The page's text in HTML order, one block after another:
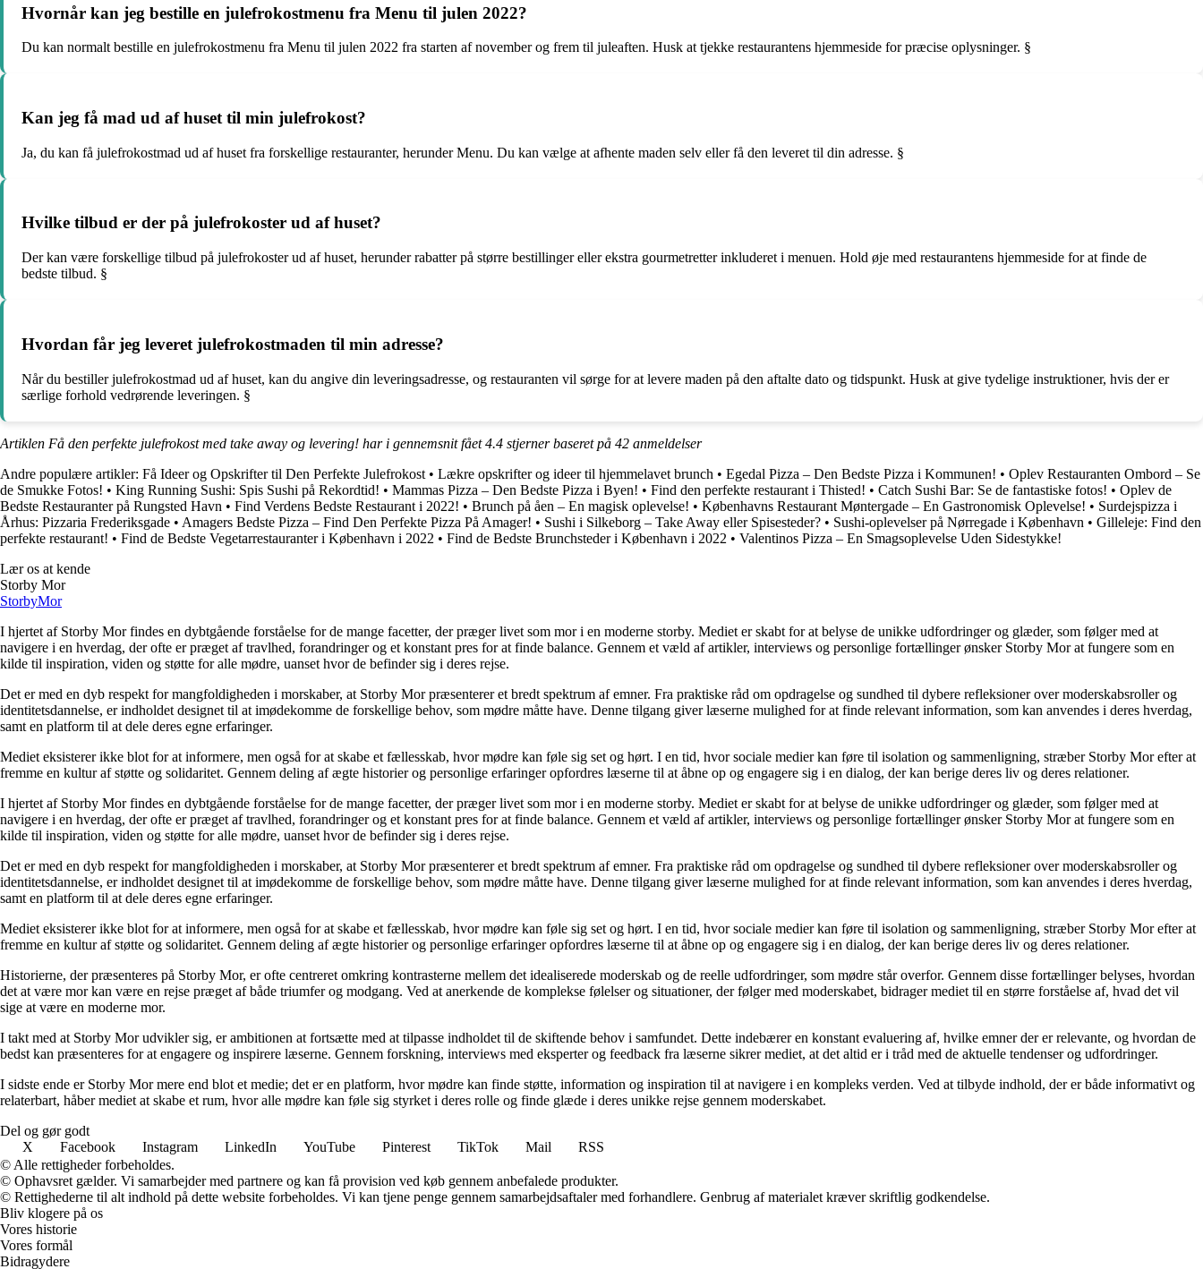
Hvornår kan jeg bestille en julefrokostmenu fra Menu til julen 2022?
Du kan normalt bestille en julefrokostmenu fra Menu til julen 2022 fra starten af november og frem til juleaften. Husk at tjekke restaurantens hjemmeside for præcise oplysninger. §
Kan jeg få mad ud af huset til min julefrokost?
Ja, du kan få julefrokostmad ud af huset fra forskellige restauranter, herunder Menu. Du kan vælge at afhente maden selv eller få den leveret til din adresse. §
Hvilke tilbud er der på julefrokoster ud af huset?
Der kan være forskellige tilbud på julefrokoster ud af huset, herunder rabatter på større bestillinger eller ekstra gourmetretter inkluderet i menuen. Hold øje med restaurantens hjemmeside for at finde de
bedste tilbud. §
Hvordan får jeg leveret julefrokostmaden til min adresse?
Når du bestiller julefrokostmad ud af huset, kan du angive din leveringsadresse, og restauranten vil sørge for at levere maden på den aftalte dato og tidspunkt. Husk at give tydelige instruktioner, hvis der er
særlige forhold vedrørende leveringen. §
Artiklen Få den perfekte julefrokost med take away og levering! har i gennemsnit fået4.4 stjerner baseret på 42 anmeldelser
Andre populære artikler: Få Ideer og Opskrifter til Den Perfekte Julefrokost • Lækre opskrifter og ideer til hjemmelavet brunch • Egedal Pizza – Den Bedste Pizza i Kommunen! • Oplev Restauranten Ombord – Se
de Smukke Fotos! • King Running Sushi: Spis Sushi på Rekordtid! • Mammas Pizza – Den Bedste Pizza i Byen! • Find den perfekte restaurant i Thisted! • Catch Sushi Bar: Se de fantastiske fotos! • Oplev de
Bedste Restauranter på Rungsted Havn • Find Verdens Bedste Restaurant i 2022! • Brunch på åen – En magisk oplevelse! • Københavns Restaurant Møntergade – En Gastronomisk Oplevelse! • Surdejspizza i
Århus: Pizzaria Frederiksgade • Amagers Bedste Pizza – Find Den Perfekte Pizza På Amager! • Sushi i Silkeborg – Take Away eller Spisesteder? • Sushi-oplevelser på Nørregade i København • Gilleleje: Find den
perfekte restaurant! • Find de Bedste Vegetarrestauranter i København i 2022 • Find de Bedste Brunchsteder i København i 2022 • Valentinos Pizza – En Smagsoplevelse Uden Sidestykke!
Lær os at kende
Storby Mor
StorbyMor
I hjertet af Storby Mor findes en dybtgående forståelse for de mange facetter, der præger livet som mor i en moderne storby. Mediet er skabt for at belyse de unikke udfordringer og glæder, som følger med at
navigere i en hverdag, der ofte er præget af travlhed, forandringer og et konstant pres for at finde balance. Gennem et væld af artikler, interviews og personlige fortællinger ønsker Storby Mor at fungere som en
kilde til inspiration, viden og støtte for alle mødre, uanset hvor de befinder sig i deres rejse.
Det er med en dyb respekt for mangfoldigheden i morskaber, at Storby Mor præsenterer et bredt spektrum af emner. Fra praktiske råd om opdragelse og sundhed til dybere refleksioner over moderskabsroller og
identitetsdannelse, er indholdet designet til at imødekomme de forskellige behov, som mødre måtte have. Denne tilgang giver læserne mulighed for at finde relevant information, som kan anvendes i deres hverdag,
samt en platform til at dele deres egne erfaringer.
Mediet eksisterer ikke blot for at informere, men også for at skabe et fællesskab, hvor mødre kan føle sig set og hørt. I en tid, hvor sociale medier kan føre til isolation og sammenligning, stræber Storby Mor efter at
fremme en kultur af støtte og solidaritet. Gennem deling af ægte historier og personlige erfaringer opfordres læserne til at åbne op og engagere sig i en dialog, der kan berige deres liv og deres relationer.
I hjertet af Storby Mor findes en dybtgående forståelse for de mange facetter, der præger livet som mor i en moderne storby. Mediet er skabt for at belyse de unikke udfordringer og glæder, som følger med at
navigere i en hverdag, der ofte er præget af travlhed, forandringer og et konstant pres for at finde balance. Gennem et væld af artikler, interviews og personlige fortællinger ønsker Storby Mor at fungere som en
kilde til inspiration, viden og støtte for alle mødre, uanset hvor de befinder sig i deres rejse.
Det er med en dyb respekt for mangfoldigheden i morskaber, at Storby Mor præsenterer et bredt spektrum af emner. Fra praktiske råd om opdragelse og sundhed til dybere refleksioner over moderskabsroller og
identitetsdannelse, er indholdet designet til at imødekomme de forskellige behov, som mødre måtte have. Denne tilgang giver læserne mulighed for at finde relevant information, som kan anvendes i deres hverdag,
samt en platform til at dele deres egne erfaringer.
Mediet eksisterer ikke blot for at informere, men også for at skabe et fællesskab, hvor mødre kan føle sig set og hørt. I en tid, hvor sociale medier kan føre til isolation og sammenligning, stræber Storby Mor efter at
fremme en kultur af støtte og solidaritet. Gennem deling af ægte historier og personlige erfaringer opfordres læserne til at åbne op og engagere sig i en dialog, der kan berige deres liv og deres relationer.
Historierne, der præsenteres på Storby Mor, er ofte centreret omkring kontrasterne mellem det idealiserede moderskab og de reelle udfordringer, som mødre står overfor. Gennem disse fortællinger belyses, hvordan
det at være mor kan være en rejse præget af både triumfer og modgang. Ved at anerkende de komplekse følelser og situationer, der følger med moderskabet, bidrager mediet til en større forståelse af, hvad det vil
sige at være en moderne mor.
I takt med at Storby Mor udvikler sig, er ambitionen at fortsætte med at tilpasse indholdet til de skiftende behov i samfundet. Dette indebærer en konstant evaluering af, hvilke emner der er relevante, og hvordan de
bedst kan præsenteres for at engagere og inspirere læserne. Gennem forskning, interviews med eksperter og feedback fra læserne sikrer mediet, at det altid er i tråd med de aktuelle tendenser og udfordringer.
I sidste ende er Storby Mor mere end blot et medie; det er en platform, hvor mødre kan finde støtte, information og inspiration til at navigere i en kompleks verden. Ved at tilbyde indhold, der er både informativt og
relaterbart, håber mediet at skabe et rum, hvor alle mødre kan føle sig styrket i deres rolle og finde glæde i deres unikke rejse gennem moderskabet.
Del og gør godt
X
Facebook Instagram LinkedIn YouTube Pinterest TikTok Mail
RSS
© Alle rettigheder forbeholdes.
© Ophavsret gælder. Vi samarbejder med partnere og kan få provision ved køb gennem anbefalede produkter.
© Rettighederne til alt indhold på dette website forbeholdes. Vi kan tjene penge gennem samarbejdsaftaler med forhandlere. Genbrug af materialet kræver skriftlig godkendelse.
Bliv klogere på os
Vores historie
Vores formål
Bidragydere